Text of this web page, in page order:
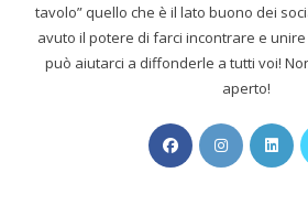
tavolo” quello che è il lato buono dei
avuto il potere di farci incontrare e
può aiutarci a diffonderle a tutti voi!
aperto!